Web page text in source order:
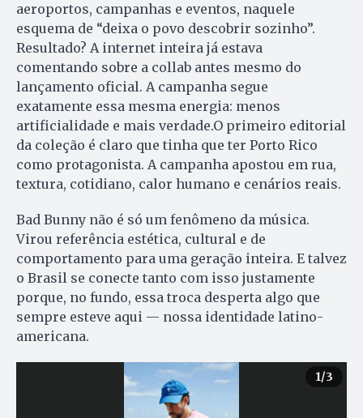
aeroportos, campanhas e eventos, naquele
esquema de “deixa o povo descobrir sozinho”.
Resultado? A internet inteira já estava
comentando sobre a collab antes mesmo do
lançamento oficial. A campanha segue
exatamente essa mesma energia: menos
artificialidade e mais verdade.O primeiro editorial
da coleção é claro que tinha que ter Porto Rico
como protagonista. A campanha apostou em rua,
textura, cotidiano, calor humano e cenários reais.
Bad Bunny não é só um fenômeno da música.
Virou referência estética, cultural e de
comportamento para uma geração inteira. E talvez
o Brasil se conecte tanto com isso justamente
porque, no fundo, essa troca desperta algo que
sempre esteve aqui — nossa identidade latino-
americana.
1/3